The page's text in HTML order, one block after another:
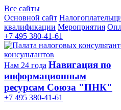
Все сайты
Основной сайт
квалификации Мероприятия
+7 495 380-41-61
консультантов
Нам 24 года Навигация по
информационным
ресурсам Союза "ПНК"
+7 495 380‑41‑61